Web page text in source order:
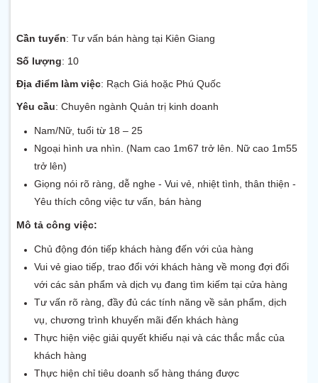
Cần tuyển: Tư vấn bán hàng tại Kiên Giang
Số lượng: 10
Địa điểm làm việc: Rạch Giá hoặc Phú Quốc
Yêu cầu: Chuyên ngành Quản trị kinh doanh
Nam/Nữ, tuổi từ 18 – 25
Ngoại hình ưa nhìn. (Nam cao 1m67 trở lên. Nữ cao 1m55
trở lên)
Giọng nói rõ ràng, dễ nghe - Vui vẻ, nhiệt tình, thân thiện -
Yêu thích công việc tư vấn, bán hàng
Mô tả công việc:
Chủ động đón tiếp khách hàng đến với của hàng
Vui vẻ giao tiếp, trao đổi với khách hàng về mong đợi đối
với các sản phẩm và dịch vụ đang tìm kiếm tại cửa hàng
Tư vấn rõ ràng, đầy đủ các tính năng về sản phẩm, dịch
vụ, chương trình khuyến mãi đến khách hàng
Thực hiện việc giải quyết khiếu nại và các thắc mắc của
khách hàng
Thực hiện chỉ tiêu doanh số hàng tháng được